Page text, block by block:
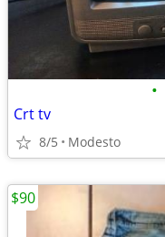
•
Crt tv
8/5 Modesto
$90